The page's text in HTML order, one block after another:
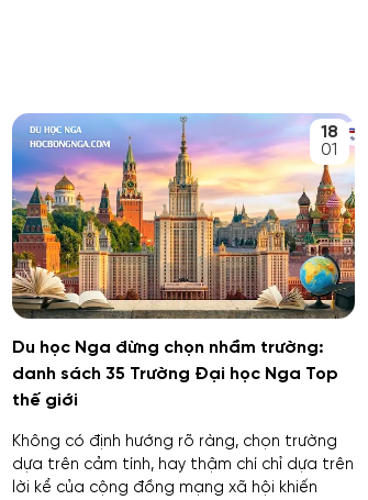
18
01
Du học Nga đừng chọn nhầm trường:
danh sách 35 Trường Đại học Nga Top
thế giới
Không có định hướng rõ ràng, chọn trường
dựa trên cảm tính, hay thậm chí chỉ dựa trên
lời kể của cộng đồng mạng xã hội khiến